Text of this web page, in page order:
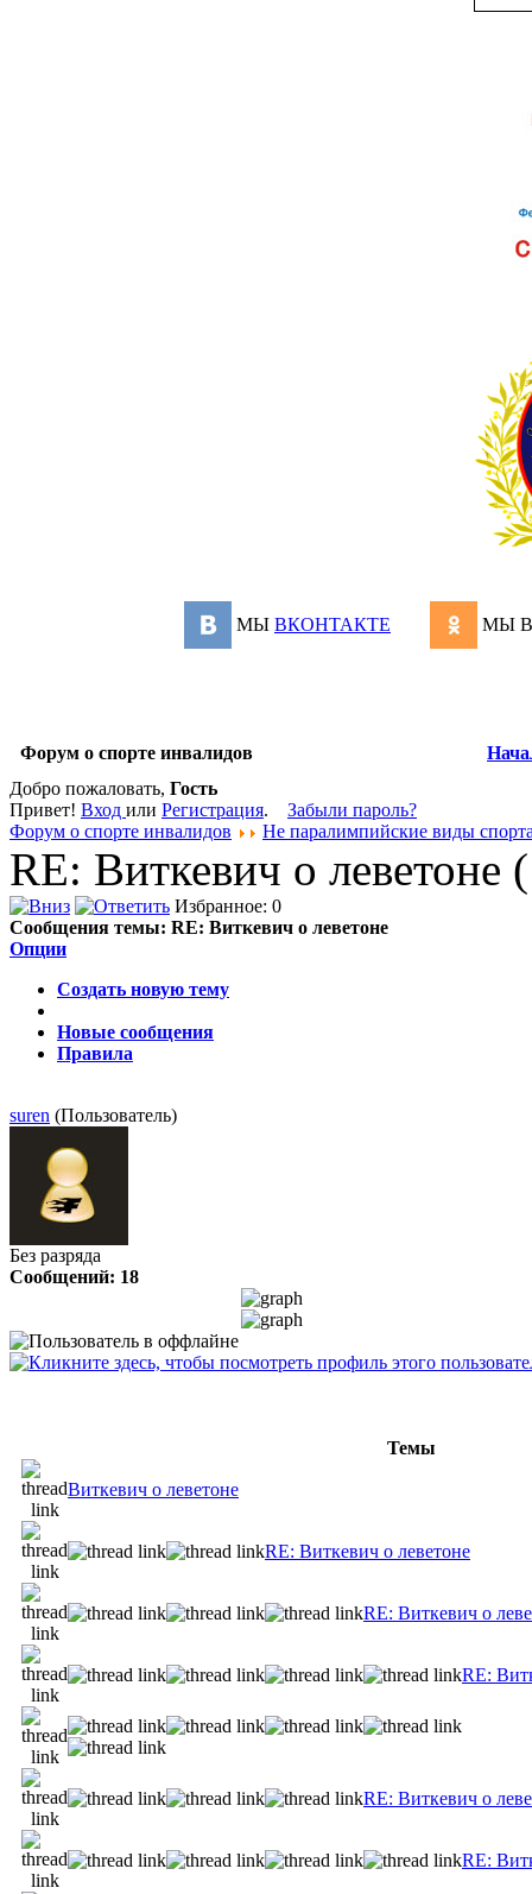
МЫ ВКОНТАКТЕ МЫ
Форум о спорте инвалидов
Добро пожаловать, Гость
Привет! Вход или Регистрация. Забыли пароль?
Форум о спорте инвалидов
Не паралимпийские виды
RE: Виткевич о леветоне
Избранное: 0
Сообщения темы: RE: Виткевич о леветоне
Опции
Создать новую тему
Новые сообщения
Правила
suren (Пользователь)
Без разряда
Сообщений: 18
Темы
Виткевич о леветоне
RE: Виткевич о леветоне
RE: Виткевич о
RE:
RE: Виткевич о
RE: